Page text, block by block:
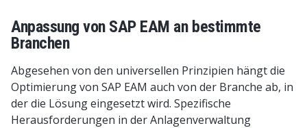
Anpassung von SAP EAM an bestimmte
Branchen
Abgesehen von den universellen Prinzipien hängt die
Optimierung von SAP EAM auch von der Branche ab, in
der die Lösung eingesetzt wird. Spezifische
Herausforderungen in der Anlagenverwaltung